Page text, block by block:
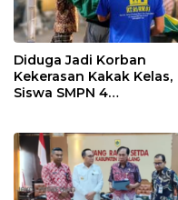
Diduga Jadi Korban
Kekerasan Kakak Kelas,
Siswa SMPN 4